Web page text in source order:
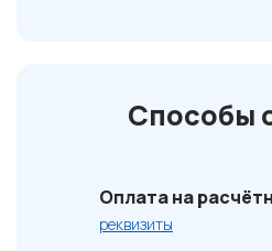
Способы
Оплата на
реквизиты